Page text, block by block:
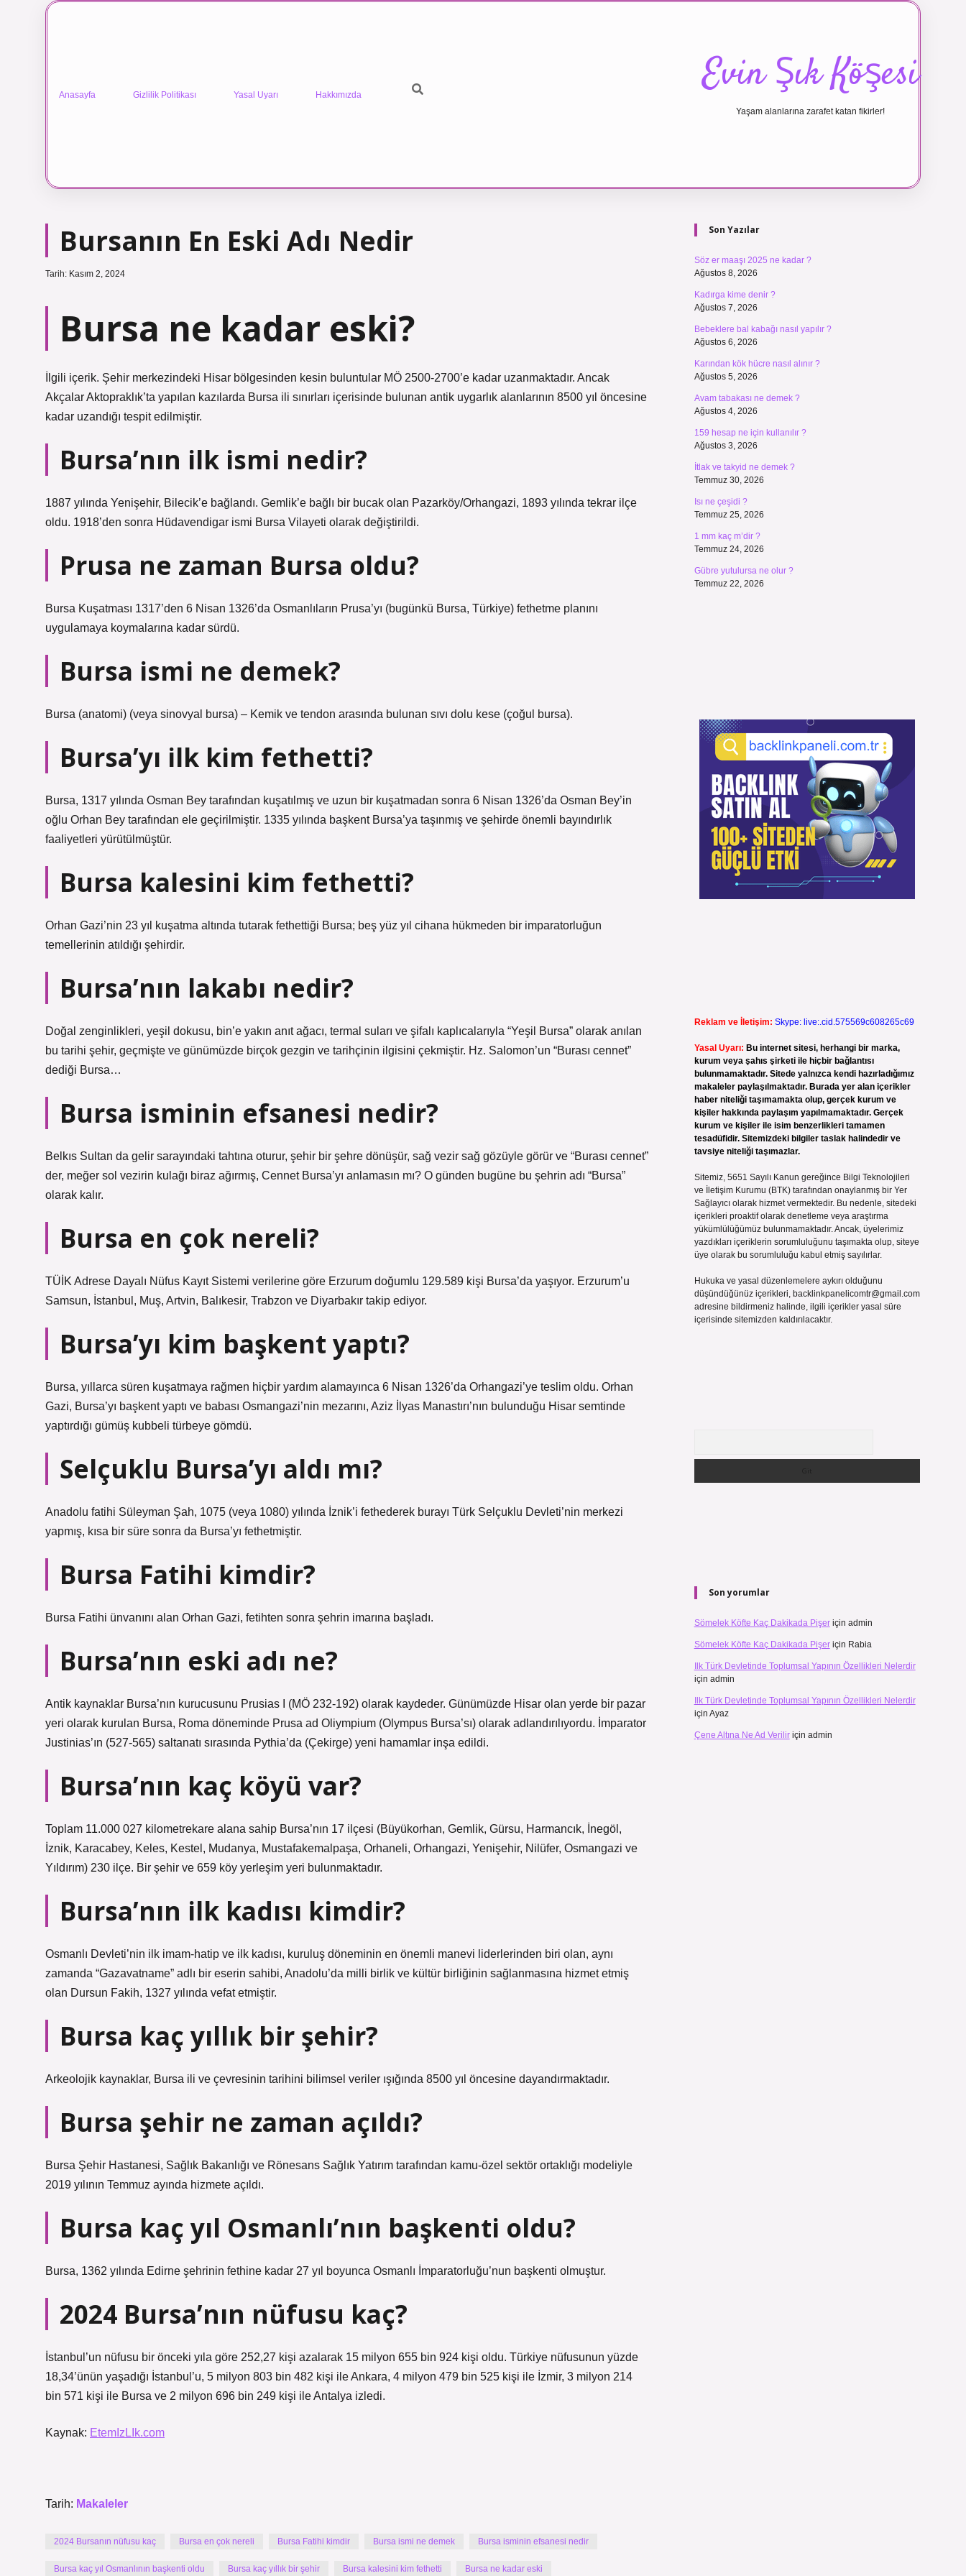
Anasayfa Gizlilik Politikası Yasal Uyarı Hakkımızda Evin Şık Köşesi
Yaşam alanlarına zarafet katan fikirler!
Bursanın En Eski Adı Nedir
Tarih: Kasım 2, 2024
Bursa ne kadar eski?
İlgili içerik. Şehir merkezindeki Hisar bölgesinden kesin buluntular MÖ 2500-2700’e kadar uzanmaktadır. Ancak
Akçalar Aktopraklık’ta yapılan kazılarda Bursa ili sınırları içerisinde bulunan antik uygarlık alanlarının 8500 yıl öncesine
kadar uzandığı tespit edilmiştir.
Bursa’nın ilk ismi nedir?
1887 yılında Yenişehir, Bilecik’e bağlandı. Gemlik’e bağlı bir bucak olan Pazarköy/Orhangazi, 1893 yılında tekrar ilçe
oldu. 1918’den sonra Hüdavendigar ismi Bursa Vilayeti olarak değiştirildi.
Prusa ne zaman Bursa oldu?
Bursa Kuşatması 1317’den 6 Nisan 1326’da Osmanlıların Prusa’yı (bugünkü Bursa, Türkiye) fethetme planını
uygulamaya koymalarına kadar sürdü.
Bursa ismi ne demek?
Bursa (anatomi) (veya sinovyal bursa) – Kemik ve tendon arasında bulunan sıvı dolu kese (çoğul bursa).
Bursa’yı ilk kim fethetti?
Bursa, 1317 yılında Osman Bey tarafından kuşatılmış ve uzun bir kuşatmadan sonra 6 Nisan 1326’da Osman Bey’in
oğlu Orhan Bey tarafından ele geçirilmiştir. 1335 yılında başkent Bursa’ya taşınmış ve şehirde önemli bayındırlık
faaliyetleri yürütülmüştür.
Bursa kalesini kim fethetti?
Orhan Gazi’nin 23 yıl kuşatma altında tutarak fethettiği Bursa; beş yüz yıl cihana hükmeden bir imparatorluğun
temellerinin atıldığı şehirdir.
Bursa’nın lakabı nedir?
Doğal zenginlikleri, yeşil dokusu, bin’e yakın anıt ağacı, termal suları ve şifalı kaplıcalarıyla “Yeşil Bursa” olarak anılan
bu tarihi şehir, geçmişte ve günümüzde birçok gezgin ve tarihçinin ilgisini çekmiştir. Hz. Salomon’un “Burası cennet”
dediği Bursa…
Bursa isminin efsanesi nedir?
Belkıs Sultan da gelir sarayındaki tahtına oturur, şehir bir şehre dönüşür, sağ vezir sağ gözüyle görür ve “Burası cennet”
der, meğer sol vezirin kulağı biraz ağırmış, Cennet Bursa’yı anlamasın mı? O günden bugüne bu şehrin adı “Bursa”
olarak kalır.
Bursa en çok nereli?
TÜİK Adrese Dayalı Nüfus Kayıt Sistemi verilerine göre Erzurum doğumlu 129.589 kişi Bursa’da yaşıyor. Erzurum’u
Samsun, İstanbul, Muş, Artvin, Balıkesir, Trabzon ve Diyarbakır takip ediyor.
Bursa’yı kim başkent yaptı?
Bursa, yıllarca süren kuşatmaya rağmen hiçbir yardım alamayınca 6 Nisan 1326’da Orhangazi’ye teslim oldu. Orhan
Gazi, Bursa’yı başkent yaptı ve babası Osmangazi’nin mezarını, Aziz İlyas Manastırı’nın bulunduğu Hisar semtinde
yaptırdığı gümüş kubbeli türbeye gömdü.
Selçuklu Bursa’yı aldı mı?
Anadolu fatihi Süleyman Şah, 1075 (veya 1080) yılında İznik’i fethederek burayı Türk Selçuklu Devleti’nin merkezi
yapmış, kısa bir süre sonra da Bursa’yı fethetmiştir.
Bursa Fatihi kimdir?
Bursa Fatihi ünvanını alan Orhan Gazi, fetihten sonra şehrin imarına başladı.
Bursa’nın eski adı ne?
Antik kaynaklar Bursa’nın kurucusunu Prusias I (MÖ 232-192) olarak kaydeder. Günümüzde Hisar olan yerde bir pazar
yeri olarak kurulan Bursa, Roma döneminde Prusa ad Oliympium (Olympus Bursa’sı) olarak adlandırılıyordu. İmparator
Justinias’ın (527-565) saltanatı sırasında Pythia’da (Çekirge) yeni hamamlar inşa edildi.
Bursa’nın kaç köyü var?
Toplam 11.000 027 kilometrekare alana sahip Bursa’nın 17 ilçesi (Büyükorhan, Gemlik, Gürsu, Harmancık, İnegöl,
İznik, Karacabey, Keles, Kestel, Mudanya, Mustafakemalpaşa, Orhaneli, Orhangazi, Yenişehir, Nilüfer, Osmangazi ve
Yıldırım) 230 ilçe. Bir şehir ve 659 köy yerleşim yeri bulunmaktadır.
Bursa’nın ilk kadısı kimdir?
Osmanlı Devleti’nin ilk imam-hatip ve ilk kadısı, kuruluş döneminin en önemli manevi liderlerinden biri olan, aynı
zamanda “Gazavatname” adlı bir eserin sahibi, Anadolu’da milli birlik ve kültür birliğinin sağlanmasına hizmet etmiş
olan Dursun Fakih, 1327 yılında vefat etmiştir.
Bursa kaç yıllık bir şehir?
Arkeolojik kaynaklar, Bursa ili ve çevresinin tarihini bilimsel veriler ışığında 8500 yıl öncesine dayandırmaktadır.
Bursa şehir ne zaman açıldı?
Bursa Şehir Hastanesi, Sağlık Bakanlığı ve Rönesans Sağlık Yatırım tarafından kamu-özel sektör ortaklığı modeliyle
2019 yılının Temmuz ayında hizmete açıldı.
Bursa kaç yıl Osmanlı’nın başkenti oldu?
Bursa, 1362 yılında Edirne şehrinin fethine kadar 27 yıl boyunca Osmanlı İmparatorluğu’nun başkenti olmuştur.
2024 Bursa’nın nüfusu kaç?
İstanbul’un nüfusu bir önceki yıla göre 252,27 kişi azalarak 15 milyon 655 bin 924 kişi oldu. Türkiye nüfusunun yüzde
18,34’ünün yaşadığı İstanbul’u, 5 milyon 803 bin 482 kişi ile Ankara, 4 milyon 479 bin 525 kişi ile İzmir, 3 milyon 214
bin 571 kişi ile Bursa ve 2 milyon 696 bin 249 kişi ile Antalya izledi.
Kaynak: EtemIzLIk.com
Tarih: Makaleler
2024 Bursanın nüfusu kaç Bursa en çok nereli Bursa Fatihi kimdir Bursa ismi ne demek Bursa isminin efsanesi nedir
Bursa kaç yıl Osmanlının başkenti oldu Bursa kaç yıllık bir şehir Bursa kalesini kim fethetti Bursa ne kadar eski
Sidebar
Son Yazılar
Söz er maaşı 2025 ne kadar ?
Ağustos 8, 2026
Kadırga kime denir ?
Ağustos 7, 2026
Bebeklere bal kabağı nasıl yapılır ?
Ağustos 6, 2026
Karından kök hücre nasıl alınır ?
Ağustos 5, 2026
Avam tabakası ne demek ?
Ağustos 4, 2026
159 hesap ne için kullanılır ?
Ağustos 3, 2026
İtlak ve takyid ne demek ?
Temmuz 30, 2026
Isı ne çeşidi ?
Temmuz 25, 2026
1 mm kaç m’dir ?
Temmuz 24, 2026
Gübre yutulursa ne olur ?
Temmuz 22, 2026
Reklam ve İletişim: Skype: live:.cid.575569c608265c69
Yasal Uyarı: Bu internet sitesi, herhangi bir marka,
kurum veya şahıs şirketi ile hiçbir bağlantısı
bulunmamaktadır. Sitede yalnızca kendi hazırladığımız
makaleler paylaşılmaktadır. Burada yer alan içerikler
haber niteliği taşımamakta olup, gerçek kurum ve
kişiler hakkında paylaşım yapılmamaktadır. Gerçek
kurum ve kişiler ile isim benzerlikleri tamamen
tesadüfidir. Sitemizdeki bilgiler taslak halindedir ve
tavsiye niteliği taşımazlar.
Sitemiz, 5651 Sayılı Kanun gereğince Bilgi Teknolojileri
ve İletişim Kurumu (BTK) tarafından onaylanmış bir Yer
Sağlayıcı olarak hizmet vermektedir. Bu nedenle, sitedeki
içerikleri proaktif olarak denetleme veya araştırma
yükümlülüğümüz bulunmamaktadır. Ancak, üyelerimiz
yazdıkları içeriklerin sorumluluğunu taşımakta olup, siteye
üye olarak bu sorumluluğu kabul etmiş sayılırlar.
Hukuka ve yasal düzenlemelere aykırı olduğunu
düşündüğünüz içerikleri, backlinkpanelicomtr@gmail.com
adresine bildirmeniz halinde, ilgili içerikler yasal süre
içerisinde sitemizden kaldırılacaktır.
Son yorumlar
Sömelek Köfte Kaç Dakikada Pişeriçin admin
Sömelek Köfte Kaç Dakikada Pişeriçin Rabia
Ilk Türk Devletinde Toplumsal Yapının Özellikleri Nelerdir
için admin
Ilk Türk Devletinde Toplumsal Yapının Özellikleri Nelerdir
için Ayaz
Çene Altına Ne Ad Veriliriçin admin